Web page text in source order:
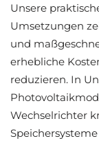
Unsere
Umsetzungen
und
erhebliche
reduzieren. In
Wechselrichter